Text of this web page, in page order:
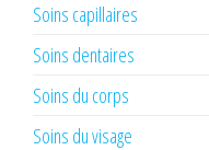
Soins capillaires
Soins dentaires
Soins du corps
Soins du visage